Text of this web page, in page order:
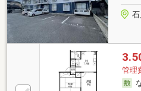
管理